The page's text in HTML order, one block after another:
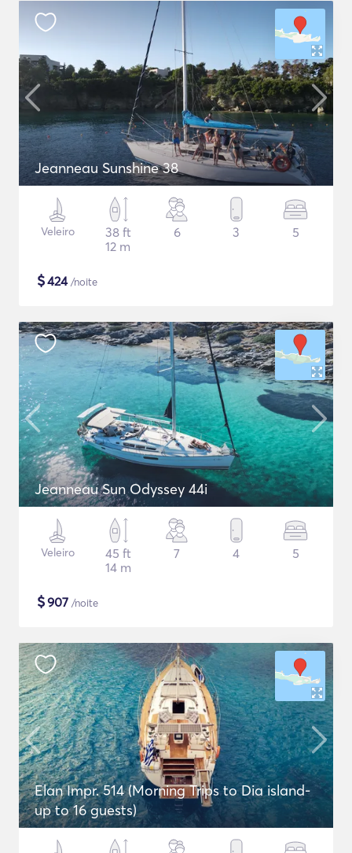
Jeanneau Sunshine 38
Veleiro
38 ft
12 m
6 3 5
$424/noite
Jeanneau Sun Odyssey 44i
Veleiro
45 ft
14 m
7 4 5
$907 /noite
Elan Impr. 514 (Morning Trips to Dia island-
up to 16 guests)